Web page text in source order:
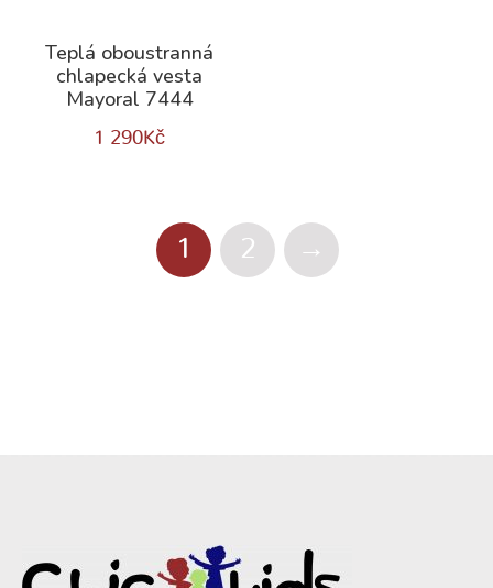
Teplá oboustranná
chlapecká vesta
Mayoral 7444
1 290Kč
1 2 →